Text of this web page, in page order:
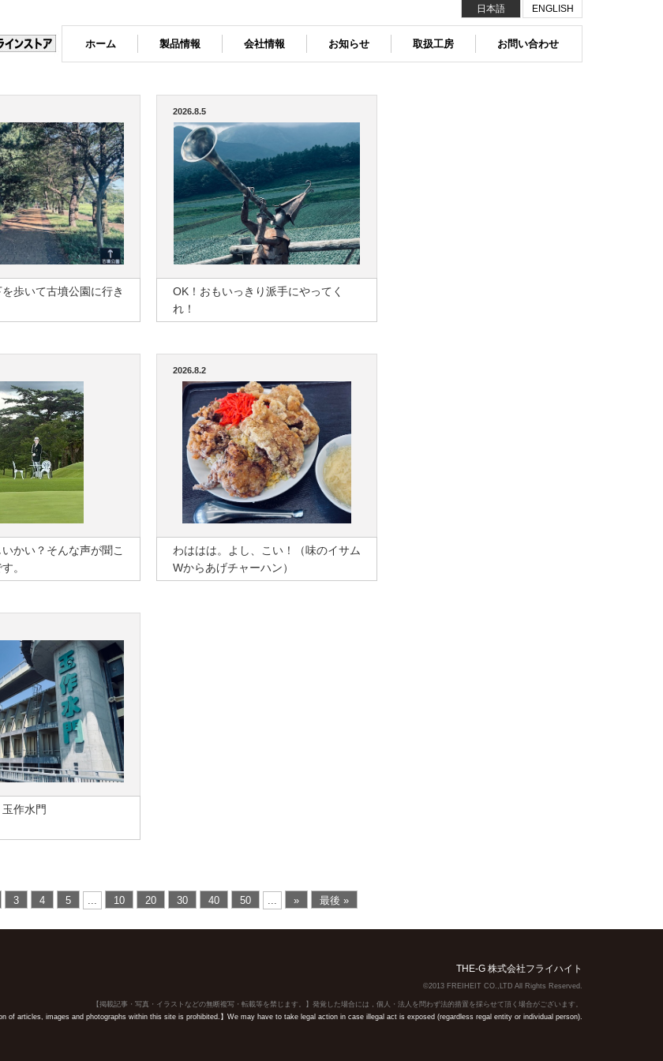
ホーム 製品情報 会社情報 お知らせ 取扱工房 お問い合わせ
日本語 ENGLISH
歩いて古墳公園に行き
2026.8.5
OK！おもいっきり派手にやってく
れ！
かい？そんな声が聞こ
。
2026.8.2
わははは。よし、こい！（味のイサム
Wからあげチャーハン）
作水門
3 4 5 ... 10 20 30 40 50 ... » 最後 »
THE-G 株式会社フライハイト
©2013 FREIHEIT CO.,LTD All Rights Reserved.
【掲載記事・写真・イラストなどの無断複写・転載等を禁じます。】発覚した場合には，個人・法人を問わず法的措置を採らせて頂く場合がございます。
of articles, images and photographs within this site is prohibited.】We may have to take legal action in case illegal act is exposed (regardless regal entity or individual person).